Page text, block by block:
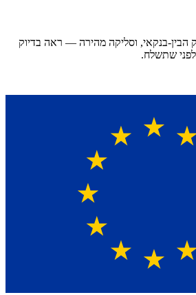
בנקאי, וסליקה מהירה — ראה בדיוק
שתשלח.